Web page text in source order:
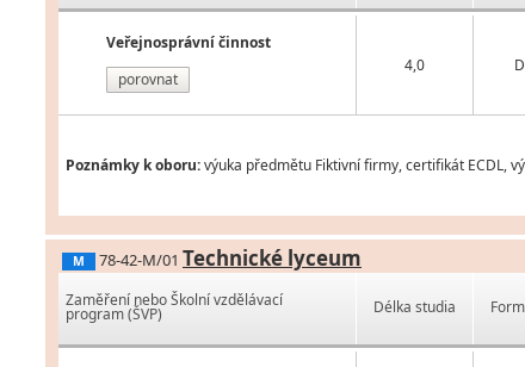
Veřejnosprávní činnost
porovnat
4,0
Poznámky k oboru:výuka předmětu Fiktivní firmy, certifikát ECDL,
M 78-42-M/01 Technické lyceum
Zaměření nebo Školní vzdělávací
program (ŠVP) Délka studia